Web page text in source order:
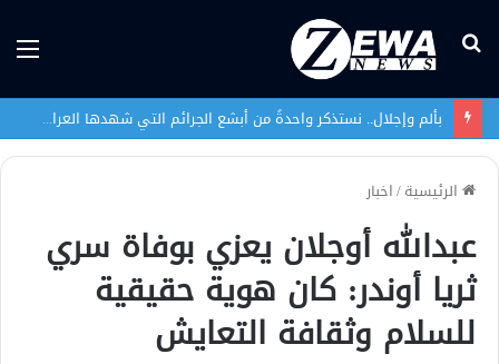
بحث
بألم وإجلال.. نستذكر واحدةً من أبشع الجرائم التي شهدها العراق في تاريخه الحديث
الرئيسية/اخبار
عبدالله أوجلان يعزي بوفاة سري
ثريا أوندر: كان هوية حقيقية
للسلام وثقافة التعايش